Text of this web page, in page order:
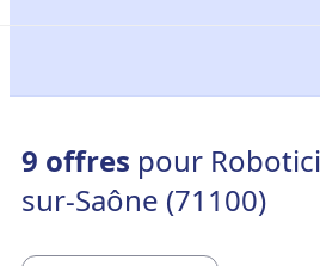
9 offres pour
sur-Saône (71100)